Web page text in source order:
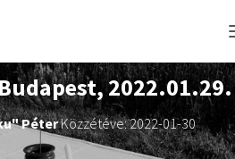
2022.01.29.
PéterKözzétéve:2022-01-30